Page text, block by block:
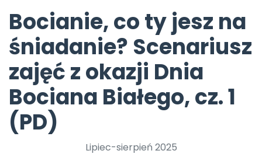
Pomoc
Bocianie, co ty jesz na
śniadanie? Scenariusz
zajęć z okazji Dnia
Bociana Białego, cz. 1
(PD)
Lipiec-sierpień 2025